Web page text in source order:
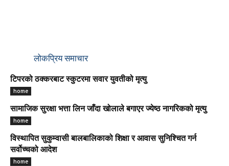
लोकप्रिय समाचार
टिपरको ठक्करबाट स्कुटरमा सवार युवतीको मृत्यु
home
सामाजिक सुरक्षा भत्ता लिन जाँदा खोलाले बगाएर ज्येष्ठ नागरिकको मृत्यु
home
विस्थापित सुकुम्वासी बालबालिकाको शिक्षा र आवास सुनिश्चित गर्न
सर्वोच्चको आदेश
home